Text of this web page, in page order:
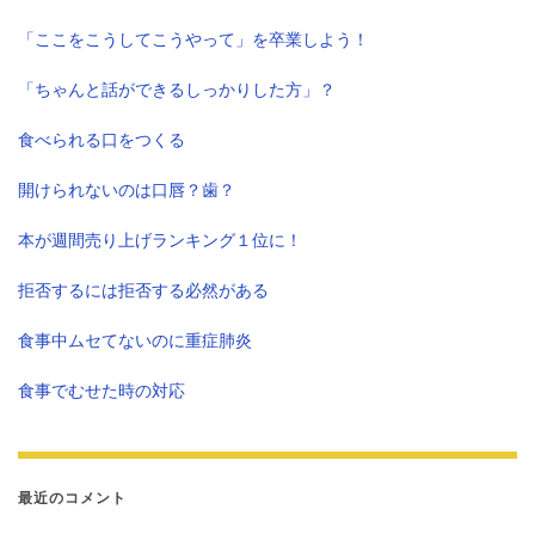
「ここをこうしてこうやって」を卒業しよう！
「ちゃんと話ができるしっかりした方」？
食べられる口をつくる
開けられないのは口唇？歯？
本が週間売り上げランキング１位に！
拒否するには拒否する必然がある
食事中ムセてないのに重症肺炎
食事でむせた時の対応
最近のコメント